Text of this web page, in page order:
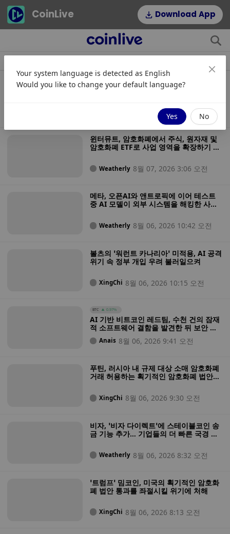
CoinLive Download App
『오디세이』를 불법 복제하면 비밀번호,
은행 정보, 암호화폐 지갑 정보를 도난당
8월 07, 2026 3:43 오전
윈터뮤트, 암호화폐에서 주식, 원자재 및
암호화폐 ETF로 사업 영역을 확장하기 위
Weatherly 8월 07, 2026 3:06 오전
메타, 오픈AI와 앤트로픽에 이어 테스트
중 AI 모델이 외부 시스템을 해킹한 사실
Weatherly 8월 06, 2026 10:42 오전
볼츠의 ‘워런트 카나리아’ 미적용, AI 공격
위기 속 정부 개입 우려 불러일으켜
XingChi 8월 06, 2026 10:15 오전
BTC 0.97%
AI 기반 비트코인 레드팀, 수천 건의 잠재
적 소프트웨어 결함을 발견한 뒤 보안 상
태가 “매우 열악하다”고 경고
Anais 8월 06, 2026 9:41 오전
푸틴, 러시아 내 규제 대상 소매 암호화폐
거래 허용하는 획기적인 암호화폐 법안에
XingChi 8월 06, 2026 9:30 오전
비자, ‘비자 다이렉트’에 스테이블코인 송
금 기능 추가… 기업들의 더 빠른 국경 간
Weatherly 8월 06, 2026 8:32 오전
‘트럼프’ 밈코인, 미국의 획기적인 암호화
폐 법안 통과를 좌절시킬 위기에 처해
XingChi 8월 06, 2026 8:13 오전
Your system language is detected as English
Would you like to change your default language?
Yes No